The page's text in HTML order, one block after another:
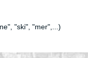
"ski", "mer",...)